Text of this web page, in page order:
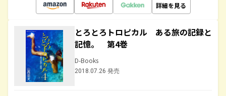
詳細を見る
とろとろトロピカル ある旅の記録と
記憶。 第4巻
D-Books
2018.07.26 発売